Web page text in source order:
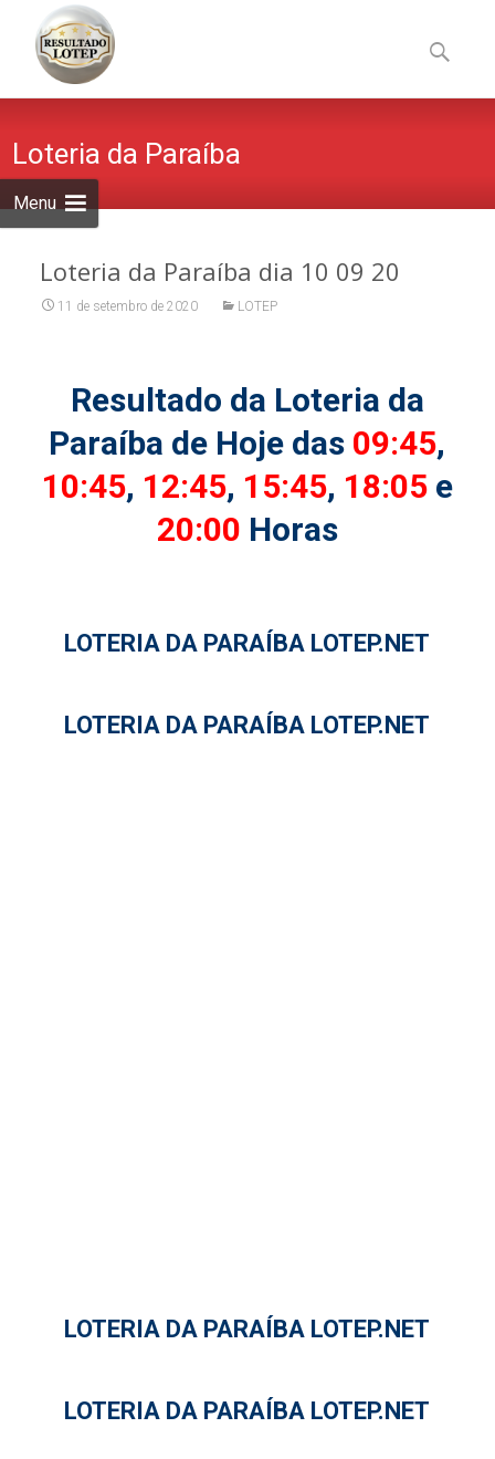
Menu
to
content
por:
Loteria da Paraíba
Loteria da Paraíba dia 10 09 20
11 de setembro de 2020 LOTEP
Resultado da Loteria da
Paraíba de Hoje das 09:45,
10:45, 12:45, 15:45, 18:05 e
20:00 Horas
LOTERIA DA PARAÍBA LOTEP.NET
LOTERIA DA PARAÍBA LOTEP.NET
LOTERIA DA PARAÍBA LOTEP.NET
LOTERIA DA PARAÍBA LOTEP.NET